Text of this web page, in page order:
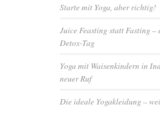
Starte mit Yoga, aber richtig!
Juice Feasting statt Fasting –
Detox-Tag
Yoga mit Waisenkindern in
neuer Ruf
Die ideale Yogakleidung –